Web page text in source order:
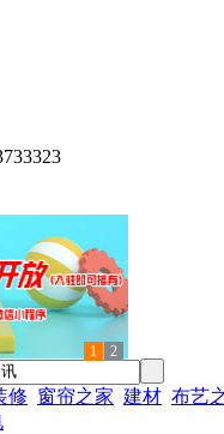
1 2
修 窗帘之家 建材 布艺